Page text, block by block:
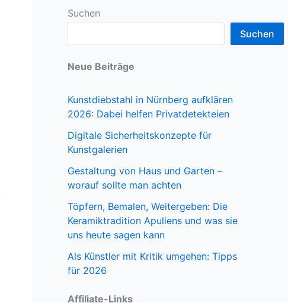
Suchen
Suchen
Neue Beiträge
Kunstdiebstahl in Nürnberg aufklären
2026: Dabei helfen Privatdetekteien
Digitale Sicherheitskonzepte für
Kunstgalerien
Gestaltung von Haus und Garten –
worauf sollte man achten
Töpfern, Bemalen, Weitergeben: Die
Keramiktradition Apuliens und was sie
uns heute sagen kann
Als Künstler mit Kritik umgehen: Tipps
für 2026
Affiliate-Links